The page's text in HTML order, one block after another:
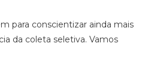
para conscientizar ainda mais
da coleta seletiva. Vamos